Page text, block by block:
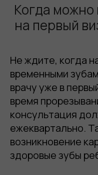
Когда можно
на первый
Не ждите, когда
временными
врачу уже в
время
консультация
ежеквартально.
возникновение
здоровые зубы